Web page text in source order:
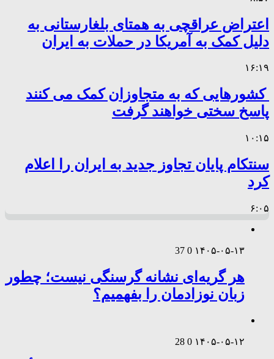
اعتراض عراقچی به همتای بلغارستانی به
دلیل کمک به آمریکا در حملات به ایران
۱۶:۱۹
کشورهایی که به متجاوزان کمک می کنند
پاسخ سختی خواهند گرفت
۱۰:۱۵
سنتکام پایان تجاوز جدید به ایران را اعلام
کرد
۶:۰۵
۱۴۰۵-۰۵-۱۳ 0
37
هر گریه‌ای نشانه گرسنگی نیست؛ چطور
زبان نوزادمان را بفهمیم؟
۱۴۰۵-۰۵-۱۲ 0
28